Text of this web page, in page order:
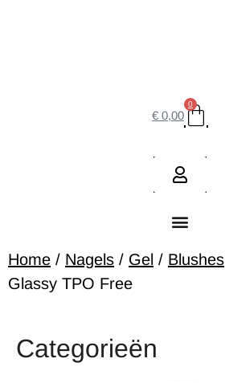
€ 0,00
0
Home / Nagels / Gel / Blushes
Glassy TPO Free
Categorieën